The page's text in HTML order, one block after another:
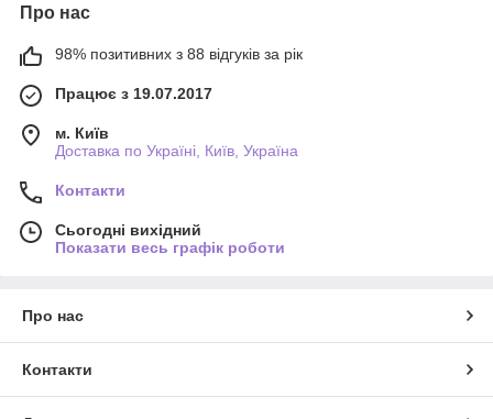
Про нас
98% позитивних з 88 відгуків за рік
Працює з 19.07.2017
м. Київ
Доставка по Україні, Київ, Україна
Контакти
Сьогодні вихідний
Показати весь графік роботи
Про нас
Контакти